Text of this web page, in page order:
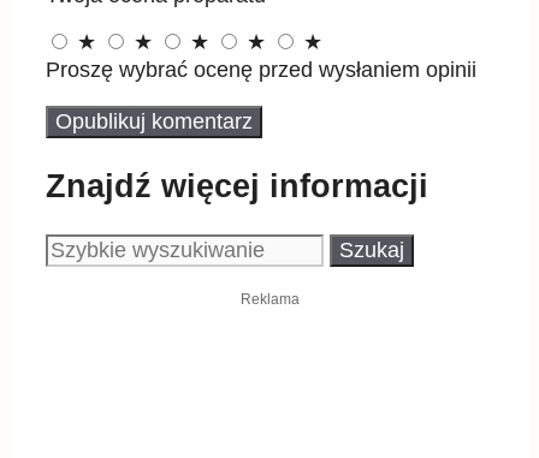
★
★ ★ ★
★
Proszę wybrać ocenę przed wysłaniem opinii
Znajdź więcej informacji
Szukaj:
Reklama